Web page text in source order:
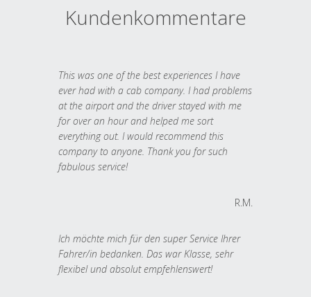
Kundenkommentare
This was one of the best experiences I have
ever had with a cab company. I had problems
at the airport and the driver stayed with me
for over an hour and helped me sort
everything out. I would recommend this
company to anyone. Thank you for such
fabulous service!
R.M.
Ich möchte mich für den super Service Ihrer
Fahrer/in bedanken. Das war Klasse, sehr
flexibel und absolut empfehlenswert!